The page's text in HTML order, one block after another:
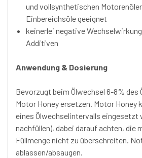
und vollsynthetischen
Einbereichsöle geeignet
keinerlei negative
Additiven
Anwendung & Dosierung
Bevorzugt beim Ölwechsel 6-8% des
Motor Honey ersetzen. Motor Honey
eines Ölwechselintervalls eingesetzt
nachfüllen), dabei darauf achten, die
Füllmenge nicht zu überschreiten.
ablassen/absaugen.